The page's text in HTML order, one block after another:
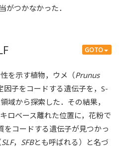
がつかなかった．
GOTO
を示す植物，ウメ（Prunus
因子をコードする遺伝子を，S-
域から探索した．その結果，
ロベース離れた位置に，花粉で
をコードする遺伝子が見つかっ
SLF， SFBとも呼ばれる）と名づ